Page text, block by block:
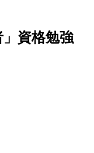
資格勉強